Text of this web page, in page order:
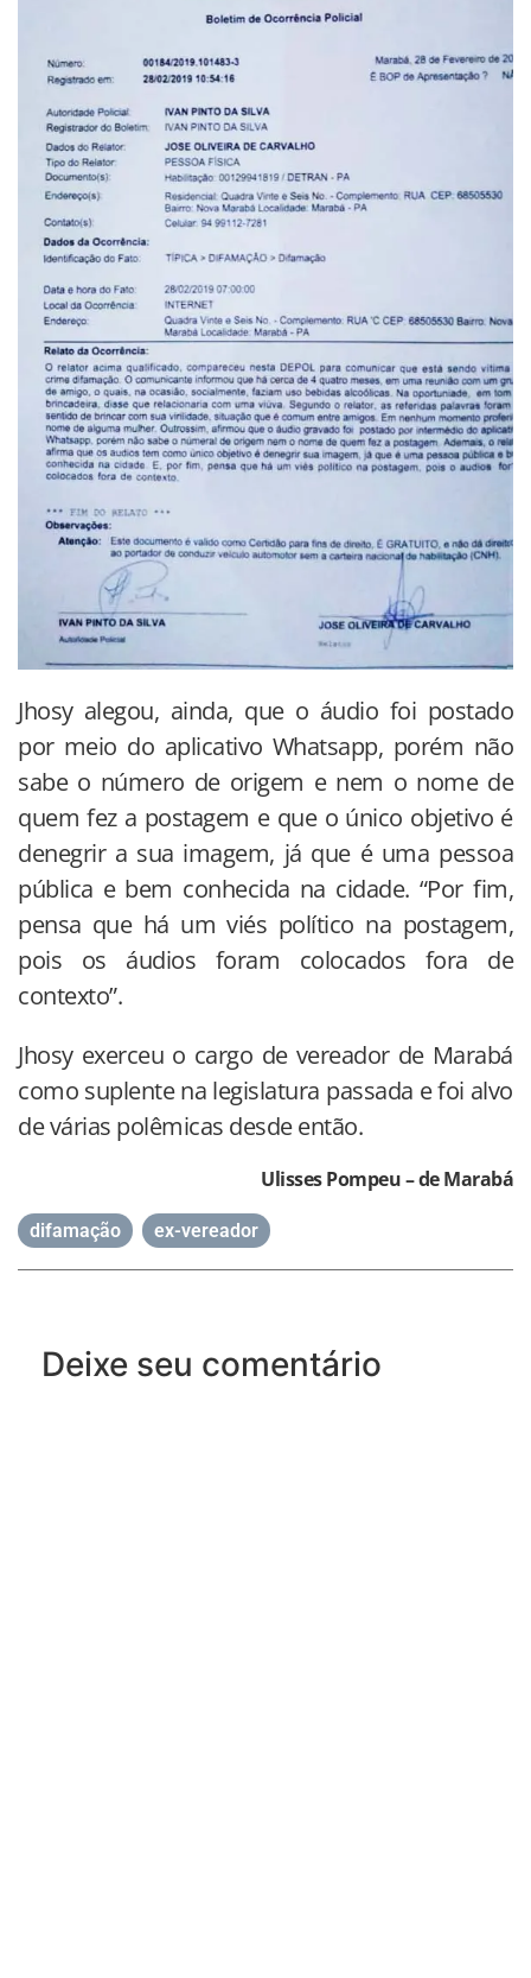
Jhosy alegou, ainda, que o áudio foi postado
por meio do aplicativo Whatsapp, porém não
sabe o número de origem e nem o nome de
quem fez a postagem e que o único objetivo é
denegrir a sua imagem, já que é uma pessoa
pública e bem conhecida na cidade. “Por fim,
pensa que há um viés político na postagem,
pois os áudios foram colocados fora de
contexto”.
Jhosy exerceu o cargo de vereador de Marabá
como suplente na legislatura passada e foi alvo
de várias polêmicas desde então.
Ulisses Pompeu – de Marabá
difamação ex-vereador
Deixe seu comentário